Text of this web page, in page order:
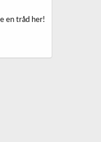
en tråd her!